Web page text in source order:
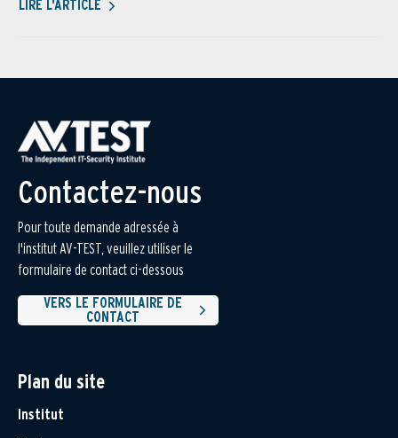
LIRE L'ARTICLE
Contactez-nous
Pour toute demande adressée à
l'institut AV-TEST, veuillez utiliser le
formulaire de contact ci-dessous
VERS LE FORMULAIRE DE
CONTACT
Plan du site
Institut